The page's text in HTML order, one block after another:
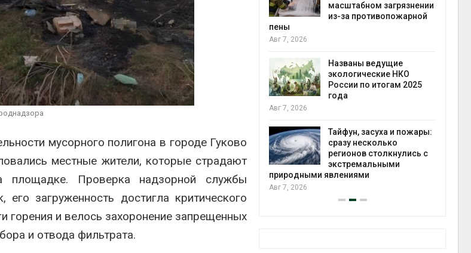
мусорного полигона в городе Гуково
местные жители, которые страдают
площадке. Проверка надзорной службы
загруженность достигла критического
и велось захоронение запрещенных
и отвода фильтрата.
загрузку
за дефицита
воды
провинции
за паводков
более 140
Евросоюз потребовал
увеличить вложения в
защиту природы на фоне
роста ущерба от пожаров
Авг 7, 2026
Дом из старых шин
может обходиться без
кондиционера и почти
без отопления
Камчатские северные
перед осенней миграцией
Авг 7, 2026
масштабном загрязнении
из-за противопожарной
пены
Авг 7, 2026
Названы ведущие
экологические НКО
России по итогам 2025
года
Авг 7, 2026
Тайфун, засуха и пожары:
сразу несколько
регионов столкнулись с
экстремальными
природными явлениями
Авг 7, 2026